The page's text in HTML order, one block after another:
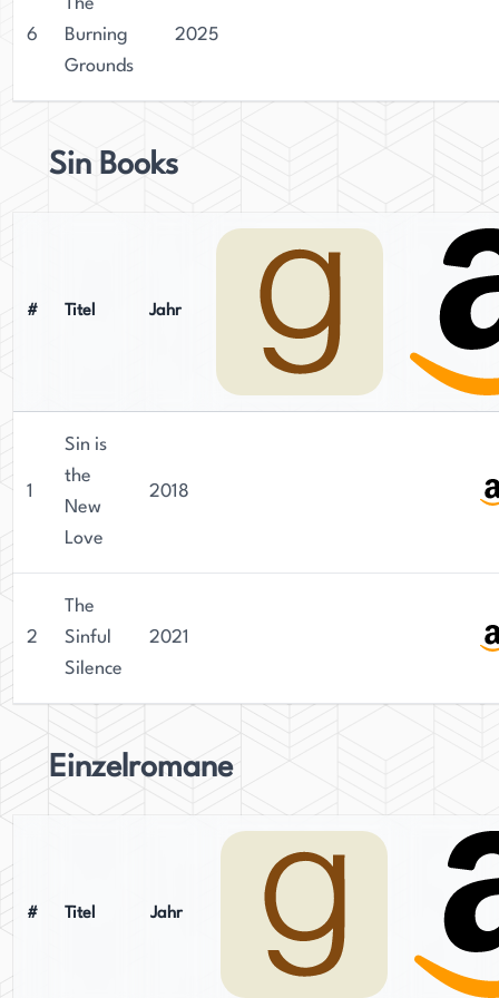
6
The
Burning
Grounds
2025
Sin Books
# Titel Jahr
1
Sin is
the
New
Love
2018
2
The
Sinful
Silence
2021
Einzelromane
# Titel Jahr